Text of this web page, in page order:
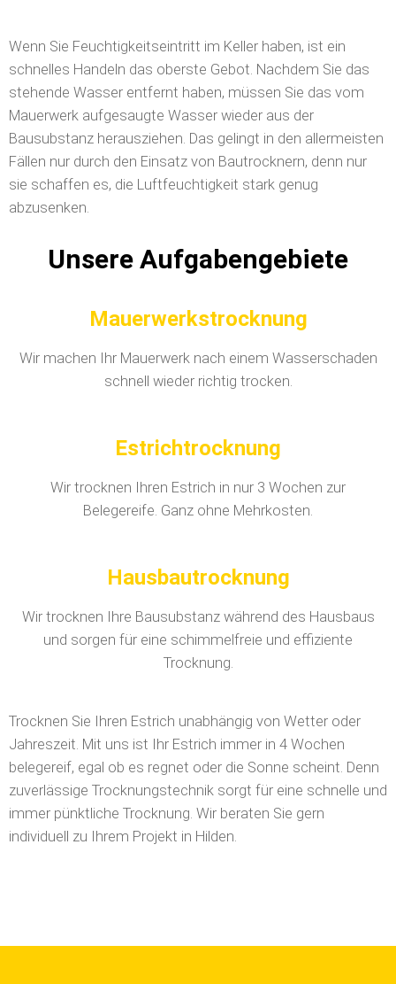
Wenn Sie Feuchtigkeitseintritt im Keller haben, ist ein
schnelles Handeln das oberste Gebot. Nachdem Sie das
stehende Wasser entfernt haben, müssen Sie das vom
Mauerwerk aufgesaugte Wasser wieder aus der
Bausubstanz herausziehen. Das gelingt in den allermeisten
Fällen nur durch den Einsatz von Bautrocknern, denn nur
sie schaffen es, die Luftfeuchtigkeit stark genug
abzusenken.
Unsere Aufgabengebiete
Mauerwerkstrocknung
Wir machen Ihr Mauerwerk nach einem Wasserschaden
schnell wieder richtig trocken.
Estrichtrocknung
Wir trocknen Ihren Estrich in nur 3 Wochen zur
Belegereife. Ganz ohne Mehrkosten.
Hausbautrocknung
Wir trocknen Ihre Bausubstanz während des Hausbaus
und sorgen für eine schimmelfreie und effiziente
Trocknung.
Trocknen Sie Ihren Estrich unabhängig von Wetter oder
Jahreszeit. Mit uns ist Ihr Estrich immer in 4 Wochen
belegereif, egal ob es regnet oder die Sonne scheint. Denn
zuverlässige Trocknungstechnik sorgt für eine schnelle und
immer pünktliche Trocknung. Wir beraten Sie gern
individuell zu Ihrem Projekt in Hilden.